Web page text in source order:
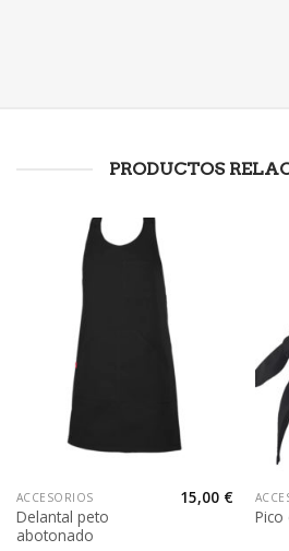
PRODUCTOS
ACCESORIOS
Delantal peto
abotonado
15,00 €
Pico